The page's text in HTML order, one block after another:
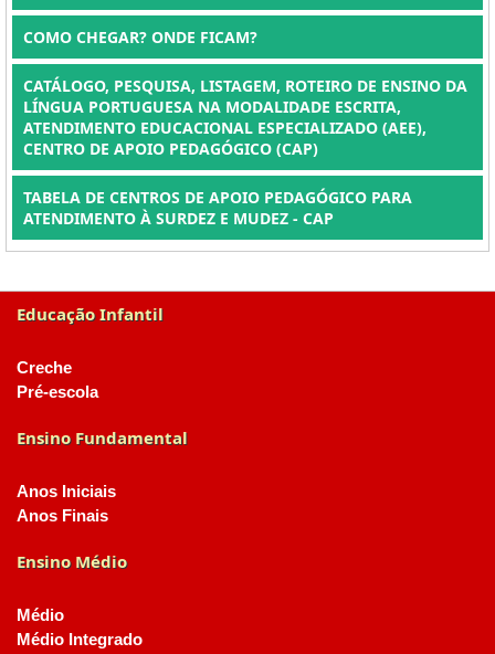
COMO CHEGAR? ONDE FICAM?
CATÁLOGO, PESQUISA, LISTAGEM, ROTEIRO DE ENSINO DA
LÍNGUA PORTUGUESA NA MODALIDADE ESCRITA,
ATENDIMENTO EDUCACIONAL ESPECIALIZADO (AEE),
CENTRO DE APOIO PEDAGÓGICO (CAP)
TABELA DE CENTROS DE APOIO PEDAGÓGICO PARA
ATENDIMENTO À SURDEZ E MUDEZ - CAP
Educação Infantil
Creche
Pré-escola
Ensino Fundamental
Anos Iniciais
Anos Finais
Ensino Médio
Médio
Médio Integrado